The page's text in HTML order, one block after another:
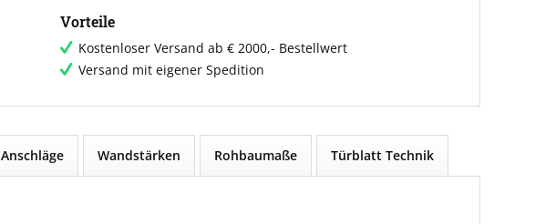
Vorteile
Kostenloser Versand ab € 2000,- Bestellwert
Versand mit eigener Spedition
Anschläge Wandstärken Rohbaumaße Türblatt Technik